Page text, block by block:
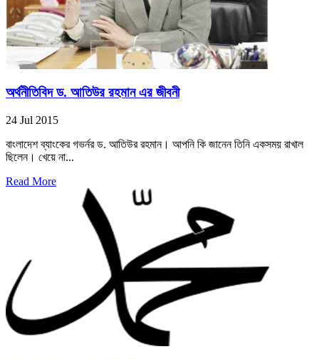
অর্থনীতিবিদ ড. আতিউর রহমান এর জীবনী
24 Jul 2015
বাংলাদেশ ব্যাংকের গভর্নর ড. আতিউর রহমান। আপনি কি জানেন তিনি একসময় রাখাল
ছিলেন। খেয়ে না...
Read More